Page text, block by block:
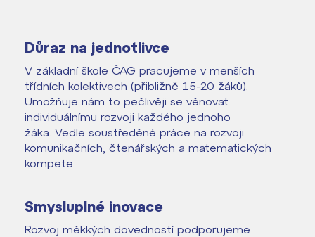
Harmonogram školního roku
Termíny maturit
Důraz na jednotlivce
V základní škole ČAG pracujeme v menších
třídních kolektivech (přibližně 15-20 žáků).
Umožňuje nám to pečlivěji se věnovat
individuálnímu rozvoji každého jednoho
žáka. Vedle soustředěné práce na rozvoji
komunikačních, čtenářských a matematických
kompete
Smysluplné inovace
Rozvoj měkkých dovedností podporujeme